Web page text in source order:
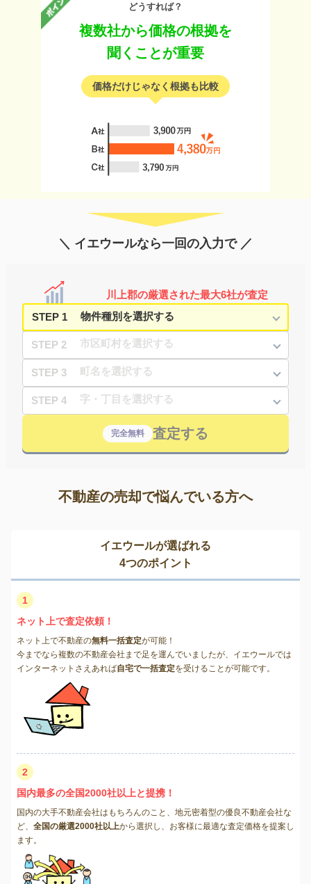
どうすれば？
複数社から価格の根拠を
聞くことが重要
価格だけじゃなく根拠も比較
＼ イエウールなら一回の入力で ／
川上郡の厳選された最大6社が査定
STEP 1
STEP 2
STEP 3
STEP 4
完全無料 査定する
不動産の売却で悩んでいる方へ
イエウールが選ばれる
4つのポイント
1
ネット上で査定依頼！
ネット上で不動産の無料一括査定が可能！
今までなら複数の不動産会社まで足を運んでいましたが、イエウールでは
インターネットさえあれば自宅で一括査定を受けることが可能です。
2
国内最多の全国2000社以上と提携！
国内の大手不動産会社はもちろんのこと、地元密着型の優良不動産会社な
ど、 全国の厳選2000社以上から選択し、お客様に最適な査定価格を提案し
ます。